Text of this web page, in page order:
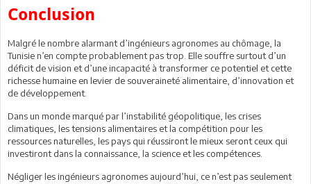
Conclusion
Malgré le nombre alarmant d’ingénieurs agronomes au chômage, la
Tunisie n’en compte probablement pas trop. Elle souffre surtout d’un
déficit de vision et d’une incapacité à transformer ce potentiel et cette
richesse humaine en levier de souveraineté alimentaire, d’innovation et
de développement.
Dans un monde marqué par l’instabilité géopolitique, les crises
climatiques, les tensions alimentaires et la compétition pour les
ressources naturelles, les pays qui réussiront le mieux seront ceux qui
investiront dans la connaissance, la science et les compétences.
Négliger les ingénieurs agronomes aujourd’hui, ce n’est pas seulement